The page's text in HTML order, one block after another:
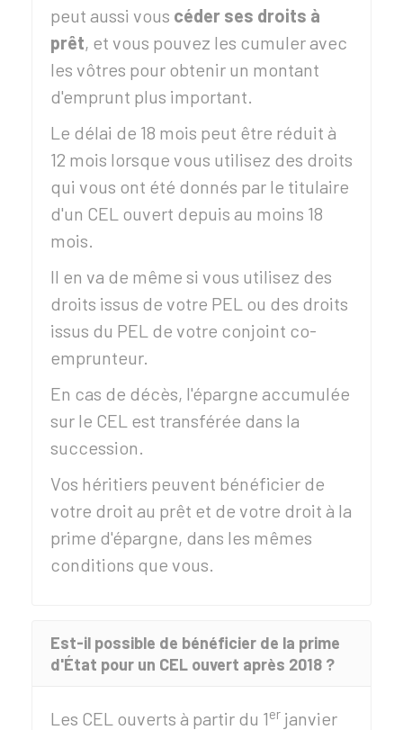
peut aussi vous céder ses droits à
prêt, et vous pouvez les cumuler avec
les vôtres pour obtenir un montant
d'emprunt plus important.
Le délai de 18 mois peut être réduit à
12 mois lorsque vous utilisez des droits
qui vous ont été donnés par le titulaire
d'un CEL ouvert depuis au moins 18
mois.
Il en va de même si vous utilisez des
droits issus de votre PEL ou des droits
issus du PEL de votre conjoint co-
emprunteur.
En cas de décès, l'épargne accumulée
sur le CEL est transférée dans la
succession.
Vos héritiers peuvent bénéficier de
votre droit au prêt et de votre droit à la
prime d'épargne, dans les mêmes
conditions que vous.
Est-il possible de bénéficier de la prime
d'État pour un CEL ouvert après 2018 ?
Les CEL ouverts à partir du 1er janvier